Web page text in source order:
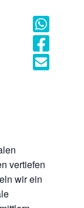
vertiefen
wir ein